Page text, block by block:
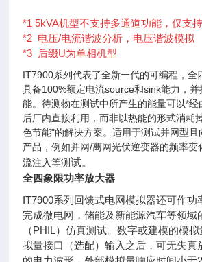
*1 5kVA机型不支持多通道功能，仅支
*2 电压/电流谐波分析，电压谐波模拟
*3 后缀U为单相机型
IT7900系列代表了全新一代的可编程，全
具备100%额定电流source和sink能力，并
能。待测物在测试中所产生的能量可以*
后厂内直接利用，而非以热能的形式消耗
色节能"的解决方案。适用于测试并网型且
产品，例如并网/离网光伏逆变器的频率变
流注入等测试。
全四象限功率放大器
IT7900系列回馈式电网模拟器还可作功
完成微电网，储能及新能源汽车等领域
（PHIL）仿真测试。数字或建模的模
拟量接口（选配）输入之后，可无失真